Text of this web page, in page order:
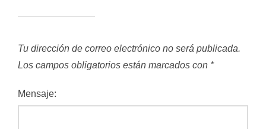
Tu dirección de correo electrónico no será publicada.
Los campos obligatorios están marcados con *
Mensaje: